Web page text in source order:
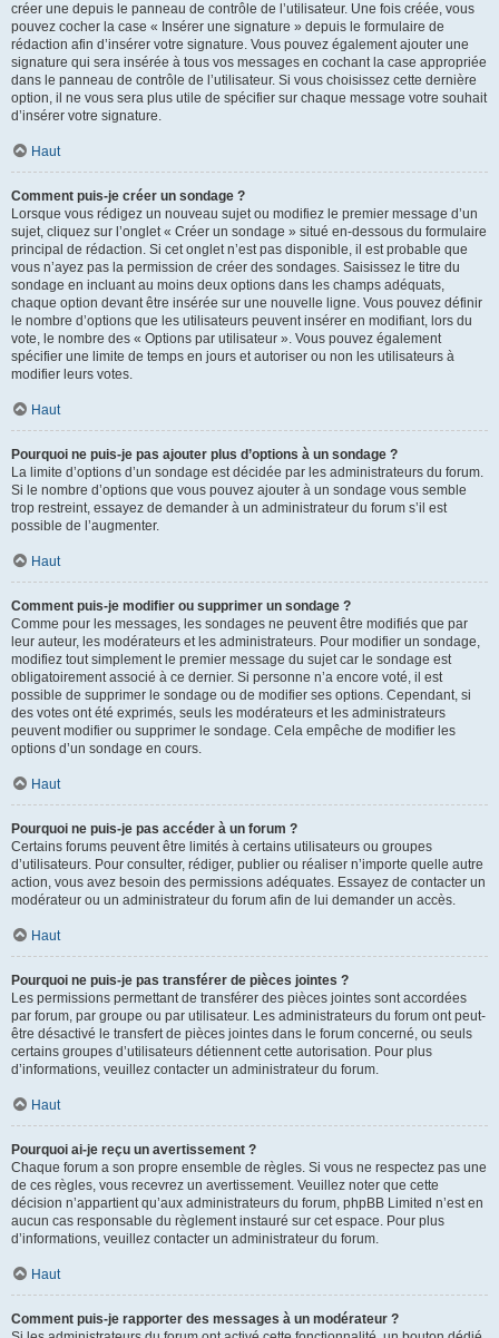
créer une depuis le panneau de contrôle de l’utilisateur. Une fois créée, vous
pouvez cocher la case « Insérer une signature » depuis le formulaire de
rédaction afin d’insérer votre signature. Vous pouvez également ajouter une
signature qui sera insérée à tous vos messages en cochant la case appropriée
dans le panneau de contrôle de l’utilisateur. Si vous choisissez cette dernière
option, il ne vous sera plus utile de spécifier sur chaque message votre souhait
d’insérer votre signature.
Haut
Comment puis-je créer un sondage ?
Lorsque vous rédigez un nouveau sujet ou modifiez le premier message d’un
sujet, cliquez sur l’onglet « Créer un sondage » situé en-dessous du formulaire
principal de rédaction. Si cet onglet n’est pas disponible, il est probable que
vous n’ayez pas la permission de créer des sondages. Saisissez le titre du
sondage en incluant au moins deux options dans les champs adéquats,
chaque option devant être insérée sur une nouvelle ligne. Vous pouvez définir
le nombre d’options que les utilisateurs peuvent insérer en modifiant, lors du
vote, le nombre des « Options par utilisateur ». Vous pouvez également
spécifier une limite de temps en jours et autoriser ou non les utilisateurs à
modifier leurs votes.
Haut
Pourquoi ne puis-je pas ajouter plus d’options à un sondage ?
La limite d’options d’un sondage est décidée par les administrateurs du forum.
Si le nombre d’options que vous pouvez ajouter à un sondage vous semble
trop restreint, essayez de demander à un administrateur du forum s’il est
possible de l’augmenter.
Haut
Comment puis-je modifier ou supprimer un sondage ?
Comme pour les messages, les sondages ne peuvent être modifiés que par
leur auteur, les modérateurs et les administrateurs. Pour modifier un sondage,
modifiez tout simplement le premier message du sujet car le sondage est
obligatoirement associé à ce dernier. Si personne n’a encore voté, il est
possible de supprimer le sondage ou de modifier ses options. Cependant, si
des votes ont été exprimés, seuls les modérateurs et les administrateurs
peuvent modifier ou supprimer le sondage. Cela empêche de modifier les
options d’un sondage en cours.
Haut
Pourquoi ne puis-je pas accéder à un forum ?
Certains forums peuvent être limités à certains utilisateurs ou groupes
d’utilisateurs. Pour consulter, rédiger, publier ou réaliser n’importe quelle autre
action, vous avez besoin des permissions adéquates. Essayez de contacter un
modérateur ou un administrateur du forum afin de lui demander un accès.
Haut
Pourquoi ne puis-je pas transférer de pièces jointes ?
Les permissions permettant de transférer des pièces jointes sont accordées
par forum, par groupe ou par utilisateur. Les administrateurs du forum ont peut-
être désactivé le transfert de pièces jointes dans le forum concerné, ou seuls
certains groupes d’utilisateurs détiennent cette autorisation. Pour plus
d’informations, veuillez contacter un administrateur du forum.
Haut
Pourquoi ai-je reçu un avertissement ?
Chaque forum a son propre ensemble de règles. Si vous ne respectez pas une
de ces règles, vous recevrez un avertissement. Veuillez noter que cette
décision n’appartient qu’aux administrateurs du forum, phpBB Limited n’est en
aucun cas responsable du règlement instauré sur cet espace. Pour plus
d’informations, veuillez contacter un administrateur du forum.
Haut
Comment puis-je rapporter des messages à un modérateur ?